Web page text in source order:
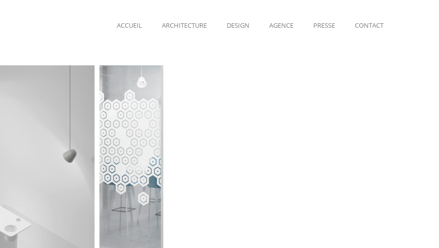
ACCUEIL ARCHITECTURE DESIGN AGENCE PRESSE CONTACT